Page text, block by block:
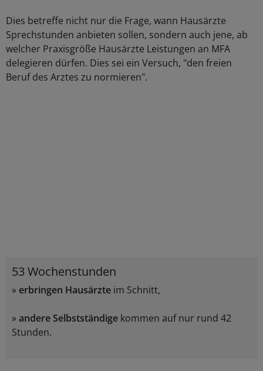
Dies betreffe nicht nur die Frage, wann Hausärzte
Sprechstunden anbieten sollen, sondern auch jene, ab
welcher Praxisgröße Hausärzte Leistungen an MFA
delegieren dürfen. Dies sei ein Versuch, "den freien
Beruf des Arztes zu normieren".
53 Wochenstunden
» erbringen Hausärzte im Schnitt,
» andere Selbstständige kommen auf nur rund 42
Stunden.